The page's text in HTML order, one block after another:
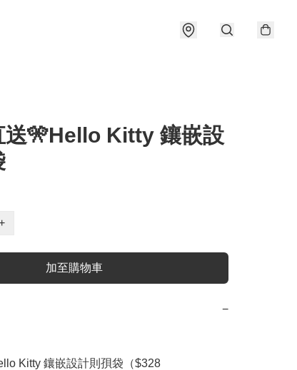
送🎌Hello Kitty 鑲嵌設
加至購物車
−
Kitty 鑲嵌設計則孭袋（$328